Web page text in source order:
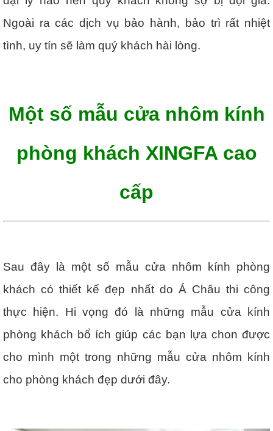
Ngoài ra các dịch vụ bảo hành, bảo trì rất nhiệt
tình, uy tín sẽ làm quý khách hài lòng.
Một số mẫu cửa nhôm kính
phòng khách XINGFA cao
cấp
Sau đây là một số mẫu cửa nhôm kính phòng
khách có thiết kế đẹp nhất do Á Châu thi công
thực hiện. Hi vọng đó là những mẫu cửa kính
phòng khách bổ ích giúp các bạn lựa chon được
cho mình một trong những mẫu cửa nhôm kính
cho phòng khách đẹp dưới đây.